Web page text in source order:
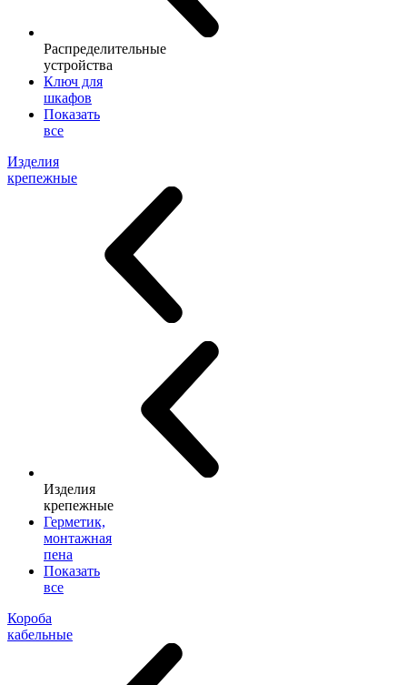
Распределительные
устройства
Ключ для
шкафов
Показать
все
Изделия
крепежные
Изделия
крепежные
Герметик,
монтажная
пена
Показать
все
Короба
кабельные